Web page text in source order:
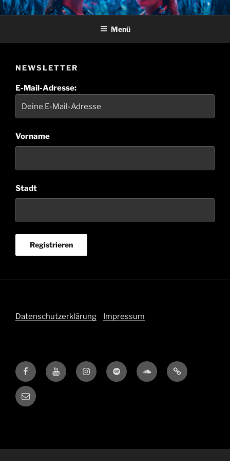
Zum
InhaltUMME BLOCK
Menü
NEWSLETTER
E-Mail-Adresse:
Vorname
Stadt
Datenschutzerklärung Impressum
FacebookYoutubeInstagramSpotify SoundcloudAmazon
E-
Mail